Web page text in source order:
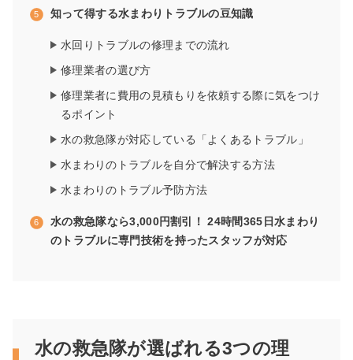
知って得する水まわりトラブルの豆知識
水回りトラブルの修理までの流れ
修理業者の選び方
修理業者に費用の見積もりを依頼する際に気をつけ
るポイント
水の救急隊が対応している「よくあるトラブル」
水まわりのトラブルを自分で解決する方法
水まわりのトラブル予防方法
水の救急隊なら3,000円割引！ 24時間365日水まわり
のトラブルに専門技術を持ったスタッフが対応
水の救急隊が選ばれる3つの理